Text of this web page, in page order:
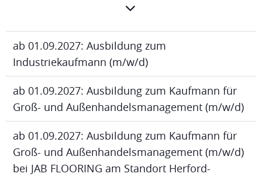
ab 01.09.2027: Ausbildung zum
Industriekaufmann (m/w/d)
ab 01.09.2027: Ausbildung zum Kaufmann für
Groß- und Außenhandelsmanagement (m/w/d)
ab 01.09.2027: Ausbildung zum Kaufmann für
Groß- und Außenhandelsmanagement (m/w/d)
bei JAB FLOORING am Standort Herford-